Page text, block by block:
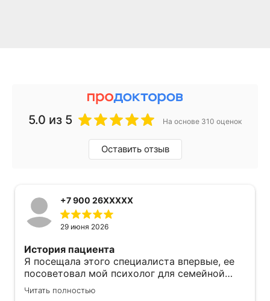
5.0 из 5 На основе 310 оценок
Оставить отзыв
+7 900 26XXXXX
29 июня 2026
История пациента
Я посещала этого специалиста впервые, ее
посоветовал мой психолог для семейной
терапии.
Читать полностью